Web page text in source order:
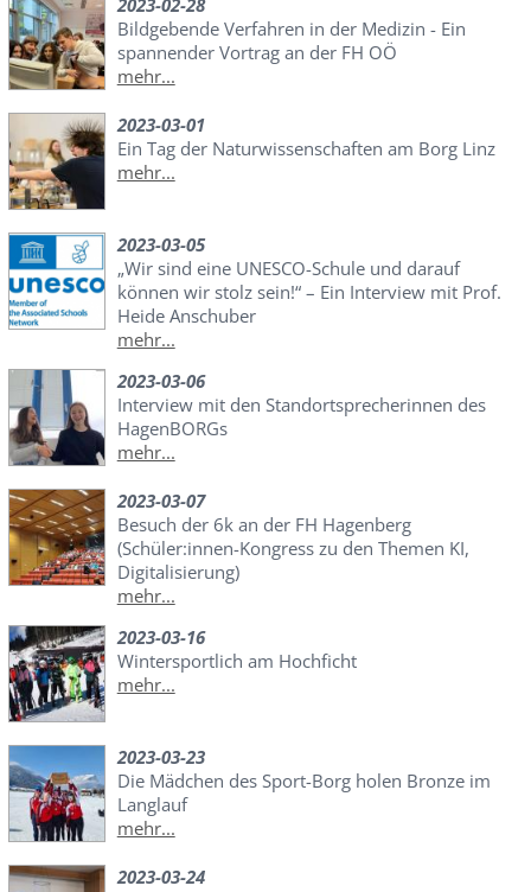
Bildgebende Verfahren in der Medizin - Ein
spannender Vortrag an der FH OÖ
mehr...
2023-03-01
Ein Tag der Naturwissenschaften am Borg Linz
mehr...
2023-03-05
„Wir sind eine UNESCO-Schule und darauf
können wir stolz sein!“ – Ein Interview mit Prof.
Heide Anschuber
mehr...
2023-03-06
Interview mit den Standortsprecherinnen des
HagenBORGs
mehr...
2023-03-07
Besuch der 6k an der FH Hagenberg
(Schüler:innen-Kongress zu den Themen KI,
Digitalisierung)
mehr...
2023-03-16
Wintersportlich am Hochficht
mehr...
2023-03-23
Die Mädchen des Sport-Borg holen Bronze im
Langlauf
mehr...
2023-03-24